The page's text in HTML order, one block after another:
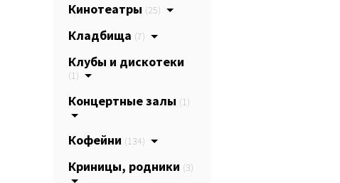
Кинотеатры (25)
Кладбища (7)
Клубы и дискотеки
(1)
Концертные залы (1)
Кофейни (134)
Криницы, родники (3)